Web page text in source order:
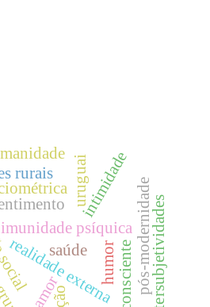
imunidade psíquica
realidade externa
amor
intimidadepós-modernidade
saúde intersubjetividades
coconsciente
rurais uruguai
humor